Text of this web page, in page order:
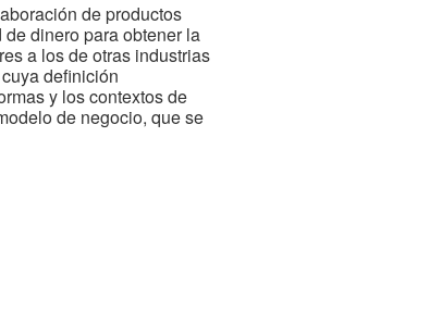
de productos
dinero para obtener la
a los de otras industrias
definición
y los contextos de
de negocio, que se